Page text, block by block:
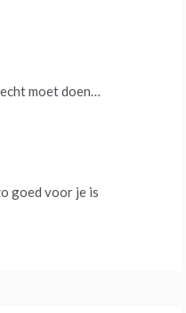
moet doen…
goed voor je is